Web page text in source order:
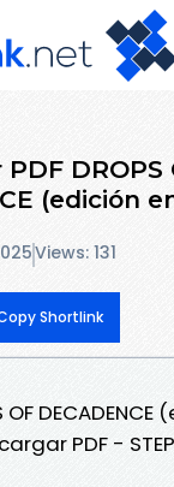
DROPS
(edición
Views: 131
Shortlink
OF
PDF -